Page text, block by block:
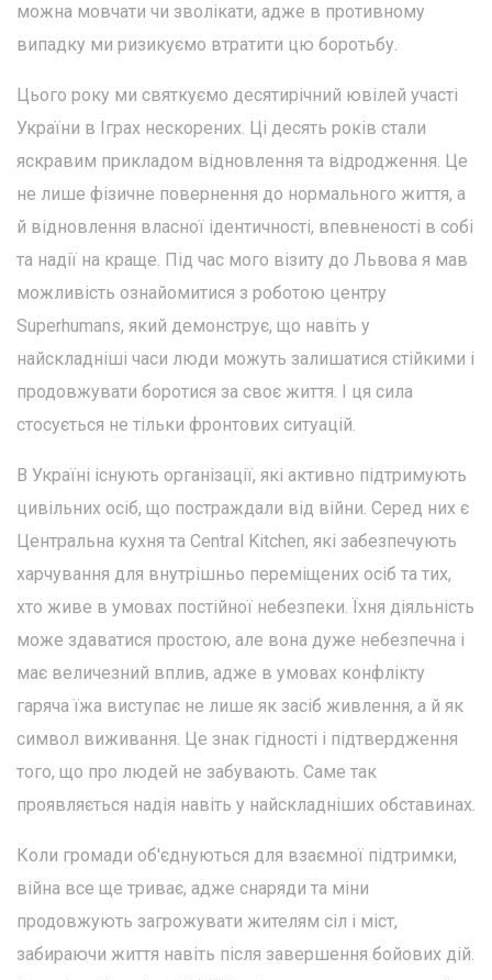
можна мовчати чи зволікати, адже в противному
випадку ми ризикуємо втратити цю боротьбу.
Цього року ми святкуємо десятирічний ювілей участі
України в Іграх нескорених. Ці десять років стали
яскравим прикладом відновлення та відродження. Це
не лише фізичне повернення до нормального життя, а
й відновлення власної ідентичності, впевненості в собі
та надії на краще. Під час мого візиту до Львова я мав
можливість ознайомитися з роботою центру
Superhumans, який демонструє, що навіть у
найскладніші часи люди можуть залишатися стійкими і
продовжувати боротися за своє життя. І ця сила
стосується не тільки фронтових ситуацій.
В Україні існують організації, які активно підтримують
цивільних осіб, що постраждали від війни. Серед них є
Центральна кухня та Central Kitchen, які забезпечують
харчування для внутрішньо переміщених осіб та тих,
хто живе в умовах постійної небезпеки. Їхня діяльність
може здаватися простою, але вона дуже небезпечна і
має величезний вплив, адже в умовах конфлікту
гаряча їжа виступає не лише як засіб живлення, а й як
символ виживання. Це знак гідності і підтвердження
того, що про людей не забувають. Саме так
проявляється надія навіть у найскладніших обставинах.
Коли громади об'єднуються для взаємної підтримки,
війна все ще триває, адже снаряди та міни
продовжують загрожувати жителям сіл і міст,
забираючи життя навіть після завершення бойових дій.